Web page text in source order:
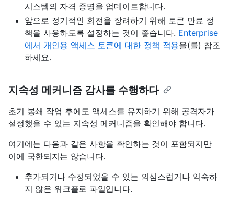
시스템의 자격 증명을 업데이트합니다.
앞으로 정기적인 회전을 장려하기 위해 토큰 만료 정
책을 사용하도록 설정하는 것이 좋습니다. Enterprise
에서 개인용 액세스 토큰에 대한 정책 적용을(를) 참조
하세요.
지속성 메커니즘 감사를 수행하다
초기 봉쇄 작업 후에도 액세스를 유지하기 위해 공격자가
설정했을 수 있는 지속성 메커니즘을 확인해야 합니다.
여기에는 다음과 같은 사항을 확인하는 것이 포함되지만
이에 국한되지는 않습니다.
추가되거나 수정되었을 수 있는 의심스럽거나 익숙하
지 않은 워크플로 파일입니다.